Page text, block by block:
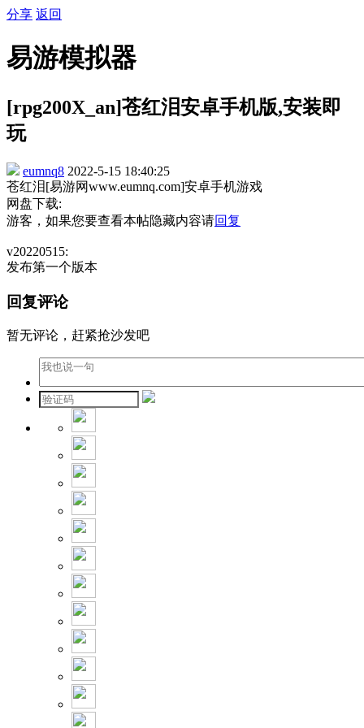
分享 返回
易游模拟器
[rpg200X_an]苍红泪安卓手机版,安装即
玩
eumnq8 2022-5-15 18:40:25
苍红泪[易游网www.eumnq.com]安卓手机游戏
网盘下载:
游客，如果您要查看本帖隐藏内容请回复
v20220515:
发布第一个版本
回复评论
暂无评论，赶紧抢沙发吧